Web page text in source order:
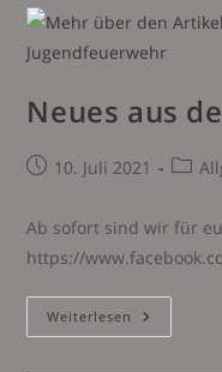
Neues aus
Beitrag10. Juli 2021
Ab sofort sind wir für
https://
Weiterlesen Neues
Aus